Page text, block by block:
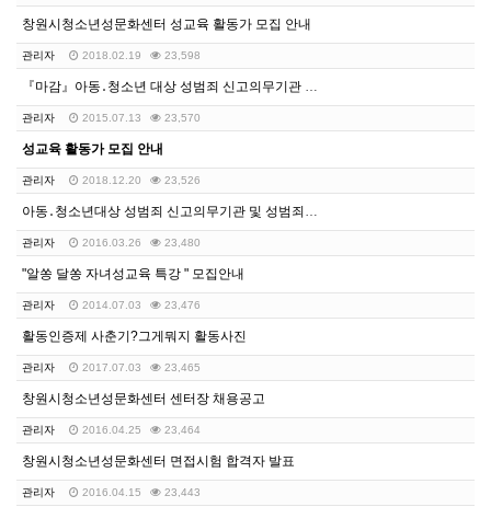
창원시청소년성문화센터 성교육 활동가 모집 안내
관리자 2018.02.19 23,598
『마감』아동․청소년 대상 성범죄 신고의무기관 및 성범죄…
관리자 2015.07.13 23,570
성교육 활동가 모집 안내
관리자 2018.12.20 23,526
아동․청소년대상 성범죄 신고의무기관 및 성범죄자 취업제…
관리자 2016.03.26 23,480
"알쏭 달쏭 자녀성교육 특강 " 모집안내
관리자 2014.07.03 23,476
활동인증제 사춘기?그게뭐지 활동사진
관리자 2017.07.03 23,465
창원시청소년성문화센터 센터장 채용공고
관리자 2016.04.25 23,464
창원시청소년성문화센터 면접시험 합격자 발표
관리자 2016.04.15 23,443